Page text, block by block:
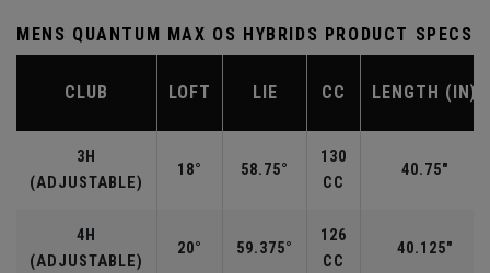
MENS QUANTUM MAX OS HYBRIDS PRODUCT SPECS
CLUB LOFT LIE CC LENGTH (IN)
3H
(ADJUSTABLE)
18° 58.75°
130
CC
40.75"
4H
(ADJUSTABLE)
20° 59.375°
126
CC
40.125"